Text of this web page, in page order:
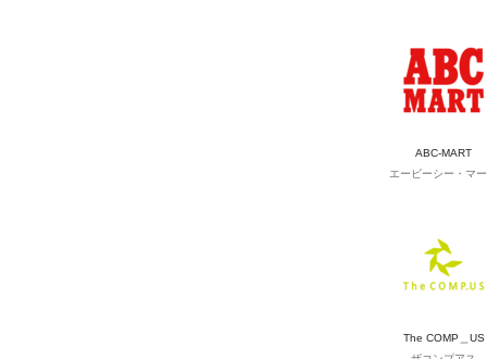
ABC-MART
エービーシー・マ
The COMP＿US